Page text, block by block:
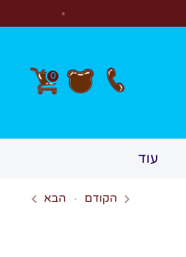
0
עוד
הקודם הבא